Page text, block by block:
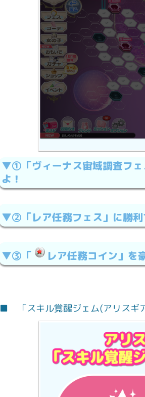
▼①「ヴィーナス宙域調査フェ
よ！
▼②「レア任務フェス」に勝利
▼③「 レア任務コイン」を
■ 「スキル覚醒ジェム(アリスギ